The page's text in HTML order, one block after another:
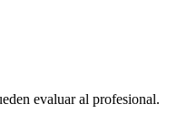
evaluar al profesional.